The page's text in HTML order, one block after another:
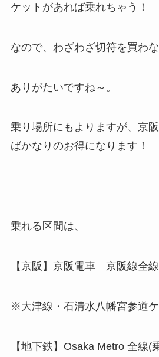
ケットがあれば乗れちゃう！
なので、わざわざ切符を買わ
ありがたいですね～。
乗り場所にもよりますが、京
ばかなりのお得になります！
乗れる区間は、
【京阪】京阪電車 京阪線全線
※大津線・石清水八幡宮参道ケ
【地下鉄】Osaka Metro 全線(